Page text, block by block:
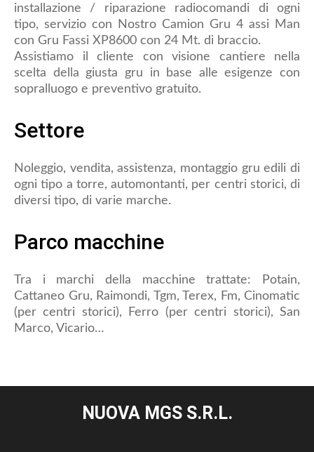
installazione / riparazione radiocomandi di ogni
tipo, servizio con Nostro Camion Gru 4 assi Man
con Gru Fassi XP8600 con 24 Mt. di braccio.
Assistiamo il cliente con visione cantiere nella
scelta della giusta gru in base alle esigenze con
sopralluogo e preventivo gratuito.
Settore
Noleggio, vendita, assistenza, montaggio gru edili di
ogni tipo a torre, automontanti, per centri storici, di
diversi tipo, di varie marche.
Parco macchine
Tra i marchi della macchine trattate: Potain,
Cattaneo Gru, Raimondi, Tgm, Terex, Fm, Cinomatic
(per centri storici), Ferro (per centri storici), San
Marco, Vicario…
NUOVA MGS S.R.L.